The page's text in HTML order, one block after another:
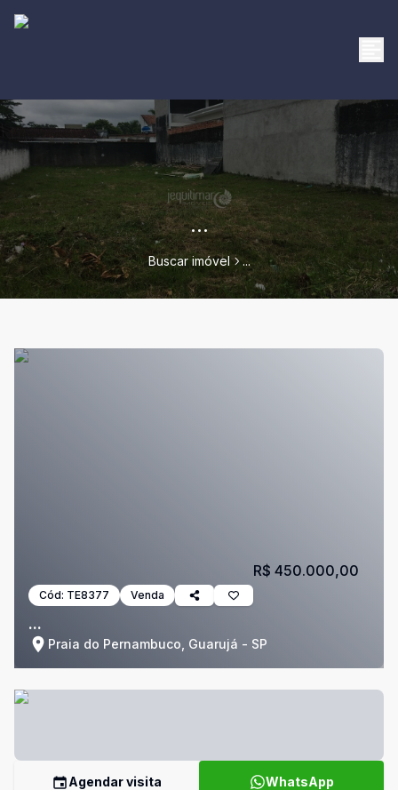
...
Buscar imóvel ...
Cód: TE8377 Venda
...
Praia do Pernambuco, Guarujá - SP
R$ 450.000,00
Agendar visita WhatsApp